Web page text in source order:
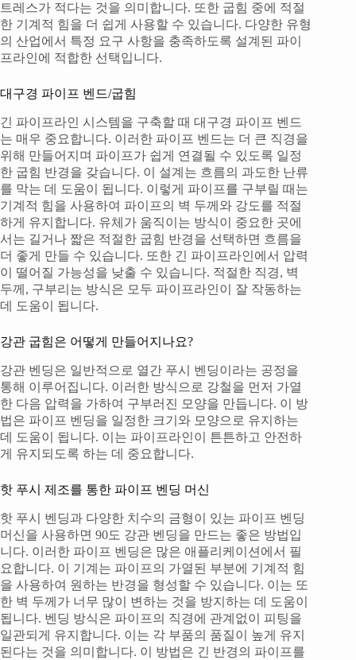
트레스가 적다는 것을 의미합니다. 또한 굽힘 중에 적절
한 기계적 힘을 더 쉽게 사용할 수 있습니다. 다양한 유형
의 산업에서 특정 요구 사항을 충족하도록 설계된 파이
프라인에 적합한 선택입니다.
대구경 파이프 벤드/굽힘
긴 파이프라인 시스템을 구축할 때 대구경 파이프 벤드
는 매우 중요합니다. 이러한 파이프 벤드는 더 큰 직경을
위해 만들어지며 파이프가 쉽게 연결될 수 있도록 일정
한 굽힘 반경을 갖습니다. 이 설계는 흐름의 과도한 난류
를 막는 데 도움이 됩니다. 이렇게 파이프를 구부릴 때는
기계적 힘을 사용하여 파이프의 벽 두께와 강도를 적절
하게 유지합니다. 유체가 움직이는 방식이 중요한 곳에
서는 길거나 짧은 적절한 굽힘 반경을 선택하면 흐름을
더 좋게 만들 수 있습니다. 또한 긴 파이프라인에서 압력
이 떨어질 가능성을 낮출 수 있습니다. 적절한 직경, 벽
두께, 구부리는 방식은 모두 파이프라인이 잘 작동하는
데 도움이 됩니다.
강관 굽힘은 어떻게 만들어지나요?
강관 벤딩은 일반적으로 열간 푸시 벤딩이라는 공정을
통해 이루어집니다. 이러한 방식으로 강철을 먼저 가열
한 다음 압력을 가하여 구부러진 모양을 만듭니다. 이 방
법은 파이프 벤딩을 일정한 크기와 모양으로 유지하는
데 도움이 됩니다. 이는 파이프라인이 튼튼하고 안전하
게 유지되도록 하는 데 중요합니다.
핫 푸시 제조를 통한 파이프 벤딩 머신
핫 푸시 벤딩과 다양한 치수의 금형이 있는 파이프 벤딩
머신을 사용하면 90도 강관 벤딩을 만드는 좋은 방법입
니다. 이러한 파이프 벤딩은 많은 애플리케이션에서 필
요합니다. 이 기계는 파이프의 가열된 부분에 기계적 힘
을 사용하여 원하는 반경을 형성할 수 있습니다. 이는 또
한 벽 두께가 너무 많이 변하는 것을 방지하는 데 도움이
됩니다. 벤딩 방식은 파이프의 직경에 관계없이 피팅을
일관되게 유지합니다. 이는 각 부품의 품질이 높게 유지
된다는 것을 의미합니다. 이 방법은 긴 반경의 파이프를